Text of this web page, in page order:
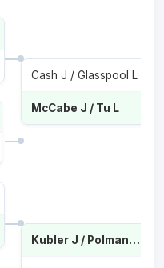
Cash J / Glasspool L
McCabe J / Tu L
Kubler J / Polmans M